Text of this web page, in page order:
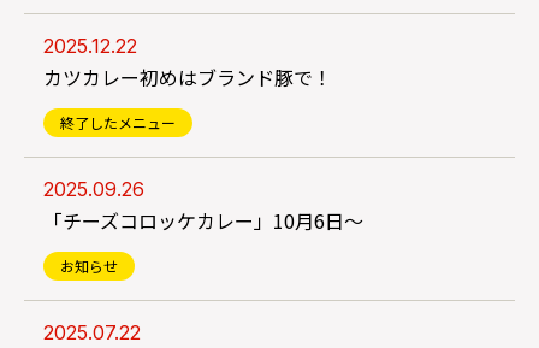
2025.12.22
カツカレー初めはブランド豚で！
終了したメニュー
2025.09.26
「チーズコロッケカレー」10月6日～
お知らせ
2025.07.22